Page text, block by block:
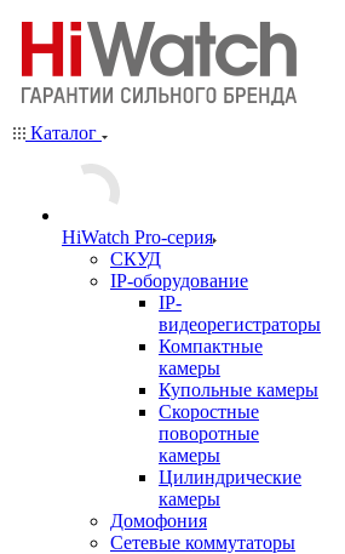
Каталог
HiWatch Pro-серия
CКУД
IP-оборудование
IP-
видеорегистраторы
Компактные
камеры
Купольные камеры
Скоростные
поворотные
камеры
Цилиндрические
камеры
Домофония
Сетевые коммутаторы